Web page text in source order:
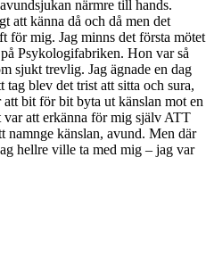
närmre till hands.
att känna då och då men det
för mig. Jag minns det första mötet
Psykologifabriken. Hon var så
sjukt trevlig. Jag ägnade en dag
blev det trist att sitta och sura,
bit för bit byta ut känslan mot en
var att erkänna för mig själv ATT
namnge känslan, avund. Men där
hellre ville ta med mig – jag var